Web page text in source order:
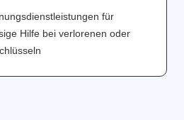
für
Hilfe bei verlorenen oder